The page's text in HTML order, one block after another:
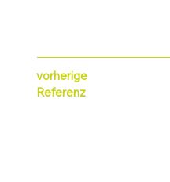
vorherige
Referenz